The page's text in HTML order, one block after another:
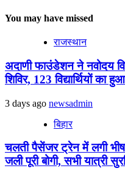
You may have missed
राजस्थान
अदाणी फाउंडेशन ने नवोदय
शिविर, 123 विद्यार्थियों का
3 days ago newsadmin
बिहार
चलती पैसेंजर ट्रेन में लगी
जली पूरी बोगी, सभी यात्री